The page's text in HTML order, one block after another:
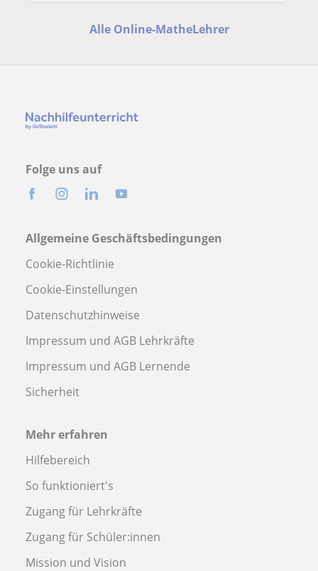
Alle Online-MatheLehrer
Folge uns auf
Allgemeine Geschäftsbedingungen
Cookie-Richtlinie
Cookie-Einstellungen
Datenschutzhinweise
Impressum und AGB Lehrkräfte
Impressum und AGB Lernende
Sicherheit
Mehr erfahren
Hilfebereich
So funktioniert's
Zugang für Lehrkräfte
Zugang für Schüler:innen
Mission und Vision